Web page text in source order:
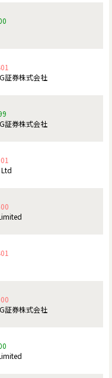
証券株式会社
証券株式会社
証券株式会社